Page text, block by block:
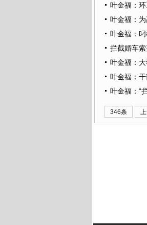
叶金福：
叶金福：
叶金福：
拦截婚车
叶金福：
叶金福：干
叶金福：“
346条